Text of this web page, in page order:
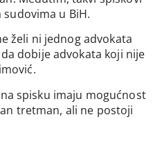
u BiH.
želi ni jednog advokata
dobije advokata koji nije
spisku imaju mogućnost
tretman, ali ne postoji